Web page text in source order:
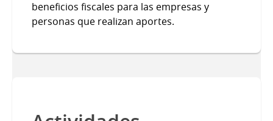
beneficios fiscales para las empresas y
personas que realizan aportes.